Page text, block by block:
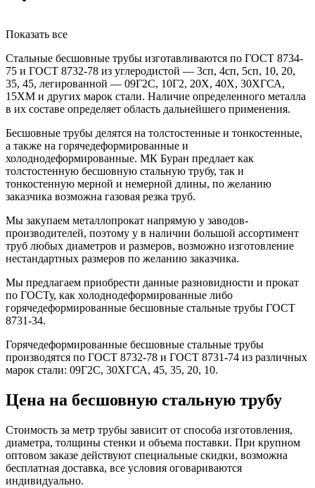
Показать все
Стальные бесшовные трубы изготавливаются по ГОСТ 8734-
75 и ГОСТ 8732-78 из углеродистой — 3сп, 4сп, 5сп, 10, 20,
35, 45, легированной — 09Г2С, 10Г2, 20Х, 40Х, 30ХГСА,
15ХМ и других марок стали. Наличие определенного металла
в их составе определяет область дальнейшего применения.
Бесшовные трубы делятся на толстостенные и тонкостенные,
а также на горячедеформированные и
холоднодеформированные. МК Буран предлает как
толстостенную бесшовную стальную трубу, так и
тонкостенную мерной и немерной длины, по желанию
заказчика возможна газовая резка труб.
Мы закупаем металлопрокат напрямую у заводов-
производителей, поэтому у в наличии большой ассортимент
труб любых диаметров и размеров, возможно изготовление
нестандартных размеров по желанию заказчика.
Мы предлагаем приобрести данные разновидности и прокат
по ГОСТу, как холоднодеформированные либо
горячедеформированные бесшовные стальные трубы ГОСТ
8731-34.
Горячедеформированные бесшовные стальные трубы
производятся по ГОСТ 8732-78 и ГОСТ 8731-74 из различных
марок стали: 09Г2С, 30ХГСА, 45, 35, 20, 10.
Цена на бесшовную стальную трубу
Стоимость за метр трубы зависит от способа изготовления,
диаметра, толщины стенки и объема поставки. При крупном
оптовом заказе действуют специальные скидки, возможна
бесплатная доставка, все условия оговариваются
индивидуально.